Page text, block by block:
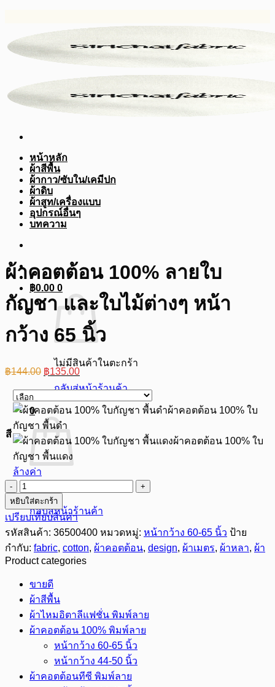
ยัง
หน้าหลัก
ผ้าสีพื้น
ผ้ากาว/ซับใน/เคมีปก
ผ้าดิบ
ผ้าสูท/เครื่องแบบ
อุปกรณ์อื่นๆ
บทความ
฿0.00 0
ไม่มีสินค้าในตะกร้า
กลับสู่หน้าร้านค้า
0
กลับสู่หน้าร้านค้า
ผ้าคอตต้อน 100% ลายใบ
กัญชา และใบไม้ต่างๆ หน้า
กว้าง 65 นิ้ว
฿144.00 Original
price
was:
฿144.00.
฿135.00Current
price
is:
฿135.00.
สี
ผ้าคอตต้อน 100% ใบ
กัญชา พื้นดำ
ผ้าคอตต้อน 100% ใบ
กัญชา พื้นแดง
ล้างค่า
จำนวน
ผ้า
คอ
ต
ต้อน
100%
ใบ
กัญชา
และ
ใบไม้
กว้าง
หยิบใส่ตะกร้า
เปรียบเทียบสินค้า
รหัสสินค้า: 36500400 หมวดหมู่: หน้ากว้าง 60-65 นิ้ว ป้าย
กำกับ: fabric, cotton, ผ้าคอตต้อน, design, ผ้าเมตร, ผ้าหลา, ผ้า
Product categories
ขายดี
ผ้าสีพื้น
ผ้าไหมอิตาลีแฟชั่น พิมพ์ลาย
ผ้าคอตต้อน 100% พิมพ์ลาย
หน้ากว้าง 60-65 นิ้ว
หน้ากว้าง 44-50 นิ้ว
ผ้าคอตต้อนทีซี พิมพ์ลาย